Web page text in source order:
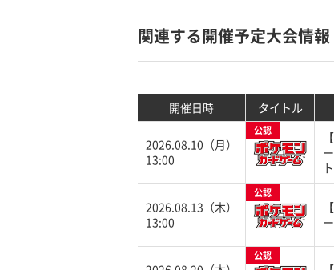
関連する開催予定大会情報
開催日時 タイトル
2026.08.10（月）
13:00
公認
2026.08.13（木）
13:00
公認
公認